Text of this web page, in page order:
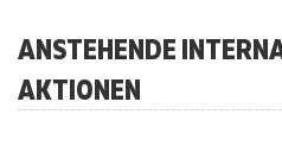
ANSTEHENDE
AKTIONEN